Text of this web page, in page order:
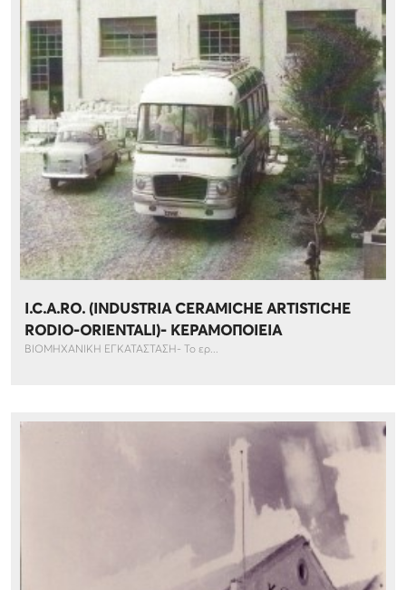
I.C.A.RO. (INDUSTRIA CERAMICHE ARTISTICHE
RODIO-ORIENTALI)- ΚΕΡΑΜΟΠΟΙΕΙΑ
ΒΙΟΜΗΧΑΝΙΚΗ ΕΓΚΑΤΑΣΤΑΣΗ- Το ερ...